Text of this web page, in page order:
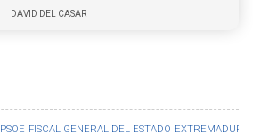
PSOE FISCAL GENERAL DEL ESTADO EXTREMADURA
DAVID DEL CASAR